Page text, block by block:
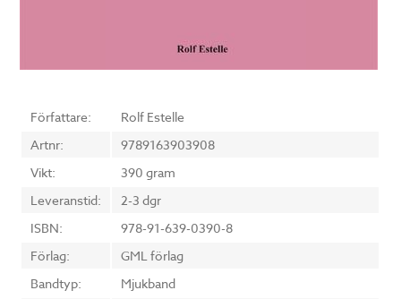
Författare:
Rolf Estelle
Artnr:
9789163903908
Vikt:
390 gram
Leveranstid:
2-3 dgr
ISBN:
978-91-639-0390-8
Förlag:
GML förlag
Bandtyp:
Mjukband